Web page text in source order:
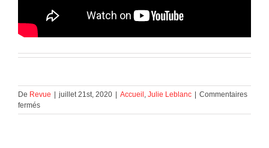
De Revue juillet 21st, 2020 Accueil , Julie Leblanc
Commentaires
ferméssur
Paul